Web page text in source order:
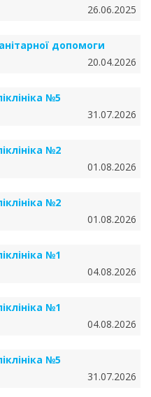
26.06.2025
допомоги
20.04.2026
№5
31.07.2026
№2
01.08.2026
№2
01.08.2026
№1
04.08.2026
№1
04.08.2026
№5
31.07.2026